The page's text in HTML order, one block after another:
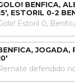
BENFICA,
ESTORIL 0-2
JOGADA,